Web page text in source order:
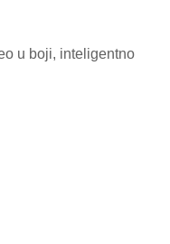
u boji, inteligentno